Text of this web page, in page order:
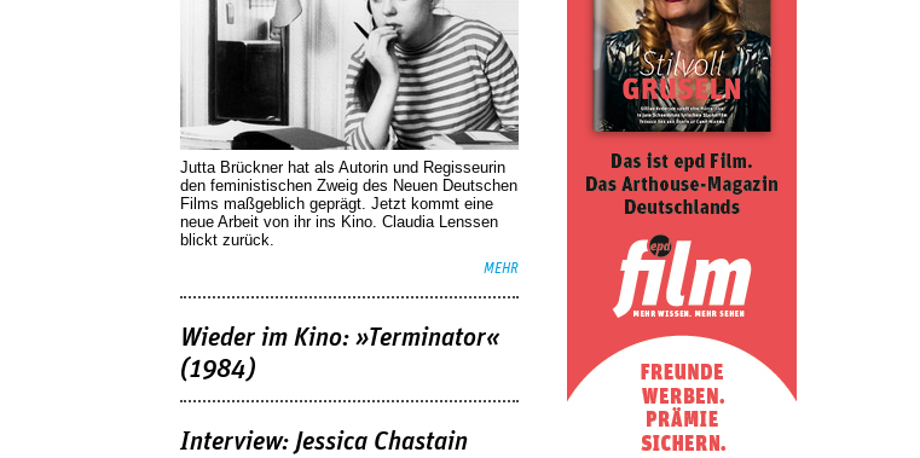
Jutta Brückner hat als Autorin und Regisseurin
den feministischen Zweig des Neuen Deutschen
Films maßgeblich geprägt. Jetzt kommt eine
neue Arbeit von ihr ins Kino. Claudia Lenssen
blickt zurück.
MEHR
Wieder im Kino: »Terminator«
(1984)
Interview: Jessica Chastain